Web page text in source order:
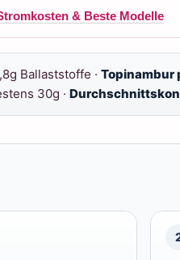
& Beste Modelle
Ballaststoffe · Topinambur
30g ·